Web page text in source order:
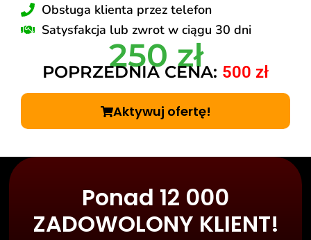
Obsługa klienta przez telefon
Satysfakcja lub zwrot w ciągu 30 dni
250 zł
POPRZEDNIA CENA: 500 zł
Aktywuj ofertę!
Ponad 12 000
ZADOWOLONY KLIENT!